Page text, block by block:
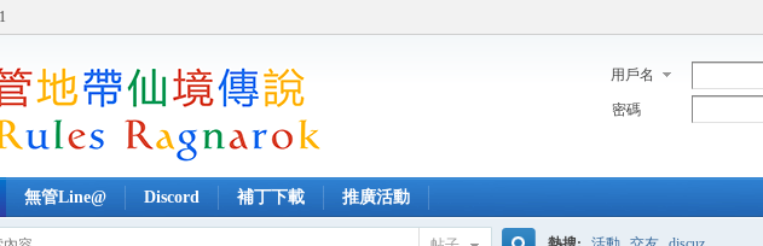
用戶名
密碼
無管Line@ Discord 補丁下載 推廣活動